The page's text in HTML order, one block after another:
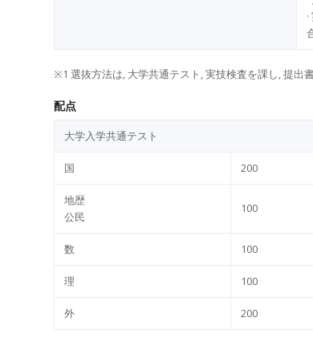
※1 選抜方法は, 大学共通テスト, 実技検査を課し, 提出
配点
⼤学⼊学共通テスト
国 200
地歴
公⺠
100
数 100
理 100
外 200